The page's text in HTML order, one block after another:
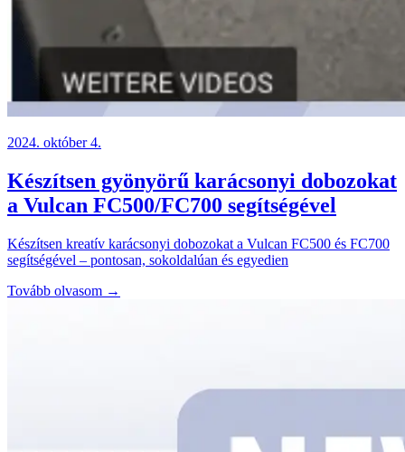
2024. október 4.
Készítsen gyönyörű karácsonyi dobozokat
a Vulcan FC500/FC700 segítségével
Készítsen kreatív karácsonyi dobozokat a Vulcan FC500 és FC700
segítségével – pontosan, sokoldalúan és egyedien
Tovább olvasom →